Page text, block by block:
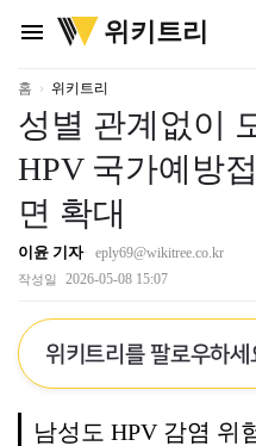
menu
위
키
리
위키트리
홈 위키트리
성별 관계없이
HPV 국가예방
면 확대
이윤 기자 eply69@wikitree.co.kr
작성일 2026-05-08 15:07
위키트리를 팔로우하세
남성도 HPV 감염 위